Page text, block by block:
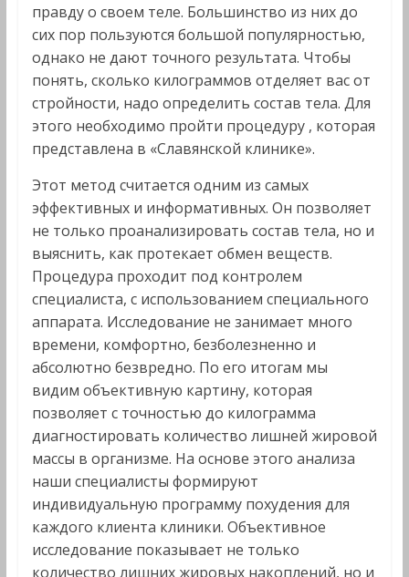
правду о своем теле. Большинство из них до
сих пор пользуются большой популярностью,
однако не дают точного результата. Чтобы
понять, сколько килограммов отделяет вас от
стройности, надо определить состав тела. Для
этого необходимо пройти процедуру , которая
представлена в «Славянской клинике».
Этот метод считается одним из самых
эффективных и информативных. Он позволяет
не только проанализировать состав тела, но и
выяснить, как протекает обмен веществ.
Процедура проходит под контролем
специалиста, с использованием специального
аппарата. Исследование не занимает много
времени, комфортно, безболезненно и
абсолютно безвредно. По его итогам мы
видим объективную картину, которая
позволяет с точностью до килограмма
диагностировать количество лишней жировой
массы в организме. На основе этого анализа
наши специалисты формируют
индивидуальную программу похудения для
каждого клиента клиники. Объективное
исследование показывает не только
количество лишних жировых накоплений, но и